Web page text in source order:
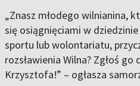
„Znasz młodego wilnianina,
się osiągnięciami w
sportu lub wolontariatu,
rozsławienia Wilna? Zgłoś go
Krzysztofa!” – ogłasza